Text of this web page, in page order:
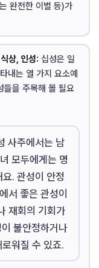
완전한 이별 등)가
상, 인성: 십성은 일
내는 열 가지 요소예
들을 주목해 볼 필요
사주에서는 남
모두에게는 명
. 관성이 안정
서 좋은 관성이
재회의 기회가
불안정하거나
워질 수 있죠.